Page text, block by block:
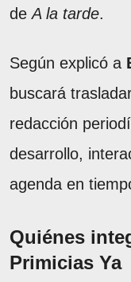
deA la tarde.
Según explicó a
buscará
redacción
desarrollo,
agenda en
Quiénes
Primicias Ya